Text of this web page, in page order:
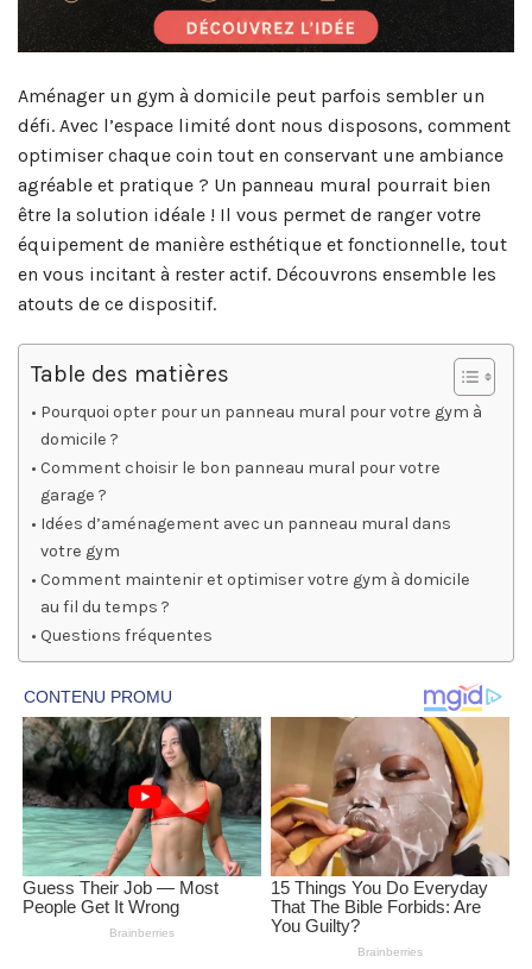
Aménager un gym à domicile peut parfois sembler un
défi. Avec l’espace limité dont nous disposons, comment
optimiser chaque coin tout en conservant une ambiance
agréable et pratique ? Un panneau mural pourrait bien
être la solution idéale ! Il vous permet de ranger votre
équipement de manière esthétique et fonctionnelle, tout
en vous incitant à rester actif. Découvrons ensemble les
atouts de ce dispositif.
Table des matières
Pourquoi opter pour un panneau mural pour votre gym à
domicile ?
Comment choisir le bon panneau mural pour votre
garage ?
Idées d’aménagement avec un panneau mural dans
votre gym
Comment maintenir et optimiser votre gym à domicile
au fil du temps ?
Questions fréquentes